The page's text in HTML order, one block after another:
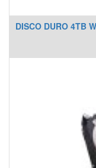
DISCO DURO 4TB